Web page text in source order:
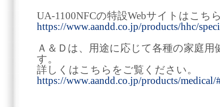
UA-1100NFCの特設Webサイトはこち
https://www.aandd.co.jp/products/hhc/
Ａ＆Ｄは、用途に応じて各種の家庭
す。
詳しくはこちらをご覧ください。
https://www.aandd.co.jp/products/medical/